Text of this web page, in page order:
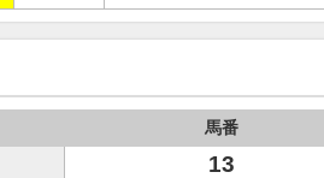
馬番
13